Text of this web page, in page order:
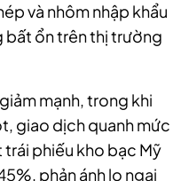
và nhôm nhập khẩu
bất ổn trên thị trường
mạnh, trong khi
giao dịch quanh mức
phiếu kho bạc Mỹ
phản ánh lo ngại